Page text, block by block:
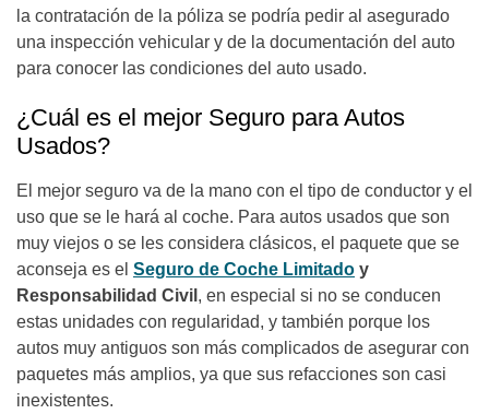
la contratación de la póliza se podría pedir al asegurado
una inspección vehicular y de la documentación del auto
para conocer las condiciones del auto usado.
¿Cuál es el mejor Seguro para Autos
Usados?
El mejor seguro va de la mano con el tipo de conductor y el
uso que se le hará al coche. Para autos usados que son
muy viejos o se les considera clásicos, el paquete que se
aconseja es el Seguro de Coche Limitado y
Responsabilidad Civil , en especial si no se conducen
estas unidades con regularidad, y también porque los
autos muy antiguos son más complicados de asegurar con
paquetes más amplios, ya que sus refacciones son casi
inexistentes.